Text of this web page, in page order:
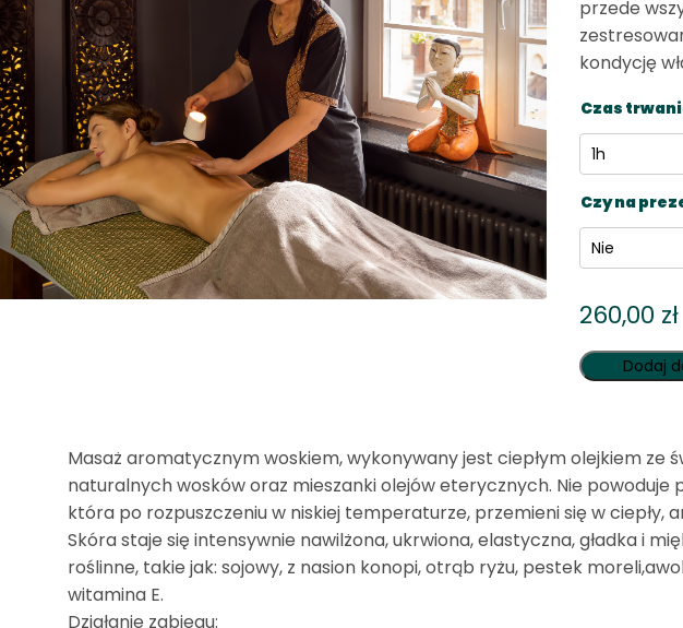
przede
kondycję
Czas
Czy na
260,00 zł
Dodaj
Masaż aromatycznym woskiem, wykonywany jest ciepłym olejkiem ze
naturalnych wosków oraz mieszanki olejów eterycznych. Nie
która po rozpuszczeniu w niskiej temperaturze, przemieni się w ciepły,
Skóra staje się intensywnie nawilżona, ukrwiona, elastyczna, gładka i
roślinne, takie jak: sojowy, z nasion konopi, otrąb ryżu, pestek
witamina E.
Działanie zabiegu: